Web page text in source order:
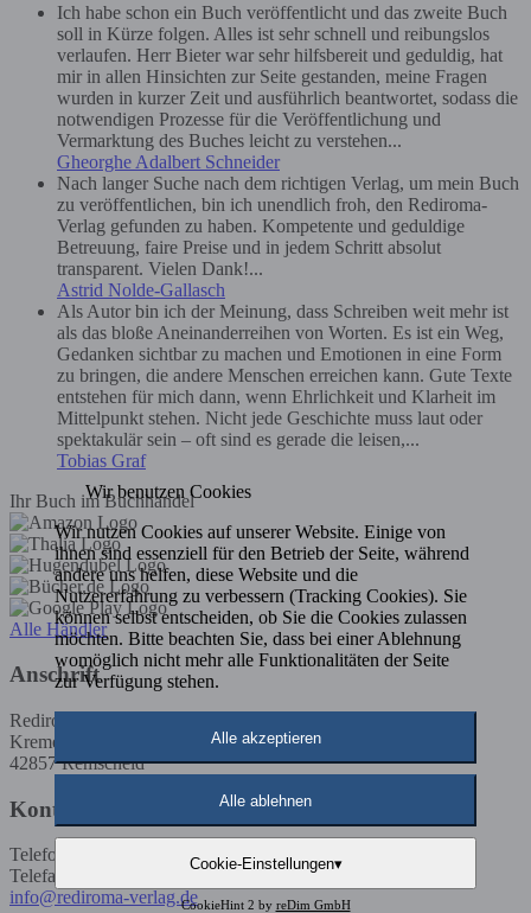
Ich habe schon ein Buch veröffentlicht und das zweite Buch
soll in Kürze folgen. Alles ist sehr schnell und reibungslos
verlaufen. Herr Bieter war sehr hilfsbereit und geduldig, hat
mir in allen Hinsichten zur Seite gestanden, meine Fragen
wurden in kurzer Zeit und ausführlich beantwortet, sodass die
notwendigen Prozesse für die Veröffentlichung und
Vermarktung des Buches leicht zu verstehen...
Gheorghe Adalbert Schneider
Nach langer Suche nach dem richtigen Verlag, um mein Buch
zu veröffentlichen, bin ich unendlich froh, den Rediroma-
Verlag gefunden zu haben. Kompetente und geduldige
Betreuung, faire Preise und in jedem Schritt absolut
transparent. Vielen Dank!...
Astrid Nolde-Gallasch
Als Autor bin ich der Meinung, dass Schreiben weit mehr ist
als das bloße Aneinanderreihen von Worten. Es ist ein Weg,
Gedanken sichtbar zu machen und Emotionen in eine Form
zu bringen, die andere Menschen erreichen kann. Gute Texte
entstehen für mich dann, wenn Ehrlichkeit und Klarheit im
Mittelpunkt stehen. Nicht jede Geschichte muss laut oder
spektakulär sein – oft sind es gerade die leisen,...
Tobias Graf
Ihr Buch im Buchhandel
Alle Händler
Anschrift
Rediroma-Verlag
Kremenholler Str. 53
42857 Remscheid
Kontakt
Telefon: 02191 / 5923585
Telefax: 02191 / 5923586
info@rediroma-verlag.de
Wir benutzen Cookies
Wir nutzen Cookies auf unserer Website. Einige von
ihnen sind essenziell für den Betrieb der Seite, während
andere uns helfen, diese Website und die
Nutzererfahrung zu verbessern (Tracking Cookies). Sie
können selbst entscheiden, ob Sie die Cookies zulassen
möchten. Bitte beachten Sie, dass bei einer Ablehnung
womöglich nicht mehr alle Funktionalitäten der Seite
zur Verfügung stehen.
Alle akzeptieren
Alle ablehnen
Cookie-Einstellungen▾
CookieHint 2 by reDim GmbH